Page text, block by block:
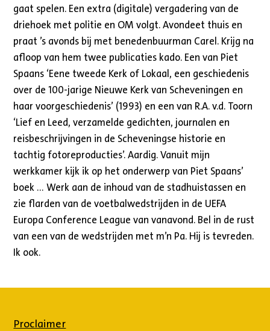
gaat spelen. Een extra (digitale) vergadering van de
driehoek met politie en OM volgt. Avondeet thuis en
praat ’s avonds bij met benedenbuurman Carel. Krijg na
afloop van hem twee publicaties kado. Een van Piet
Spaans ‘Eene tweede Kerk of Lokaal, een geschiedenis
over de 100-jarige Nieuwe Kerk van Scheveningen en
haar voorgeschiedenis’ (1993) en een van R.A. v.d. Toorn
‘Lief en Leed, verzamelde gedichten, journalen en
reisbeschrijvingen in de Scheveningse historie en
tachtig fotoreproducties’. Aardig. Vanuit mijn
werkkamer kijk ik op het onderwerp van Piet Spaans’
boek … Werk aan de inhoud van de stadhuistassen en
zie flarden van de voetbalwedstrijden in de UEFA
Europa Conference League van vanavond. Bel in de rust
van een van de wedstrijden met m’n Pa. Hij is tevreden.
Ik ook.
Proclaimer